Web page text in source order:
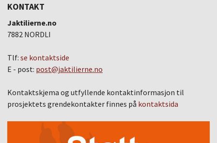
KONTAKT
Jaktilierne.no
7882 NORDLI
Tlf: se kontaktside
E - post: post@jaktilierne.no
Kontaktskjema og utfyllende kontaktinformasjon til
prosjektets grendekontakter finnes på kontaktsida